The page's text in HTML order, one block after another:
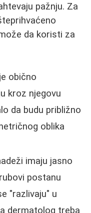
pažnju. Za
da koristi za
obično
kroz njegovu
da budu približno
oblika
imaju jasno
postanu
"razlivaju" u
dermatolog treba